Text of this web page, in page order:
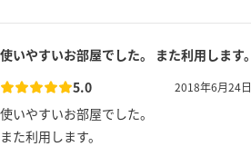
使いやすいお部屋でした。 また利用します。
5.0
2018年6月24日
使いやすいお部屋でした。
また利用します。